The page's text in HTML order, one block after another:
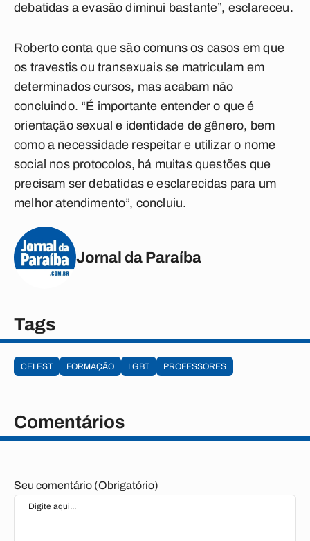
debatidas a evasão diminui bastante”, esclareceu.
Roberto conta que são comuns os casos em que
os travestis ou transexuais se matriculam em
determinados cursos, mas acabam não
concluindo. “É importante entender o que é
orientação sexual e identidade de gênero, bem
como a necessidade respeitar e utilizar o nome
social nos protocolos, há muitas questões que
precisam ser debatidas e esclarecidas para um
melhor atendimento”, concluiu.
Jornal da Paraíba
Tags
CELEST FORMAÇÃO LGBT PROFESSORES
Comentários
Seu comentário (Obrigatório)